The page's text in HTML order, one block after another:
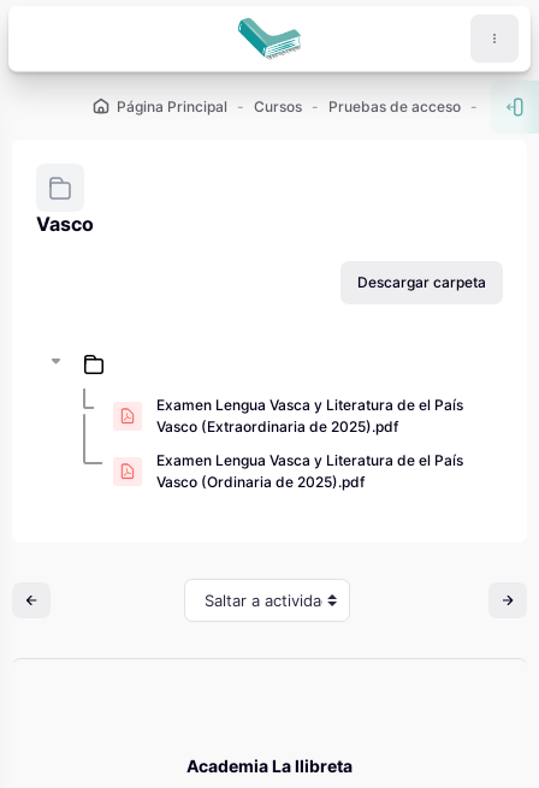
Página Principal Cursos Pruebas de acceso PAU -
Vasco
Descargar carpeta
Examen Lengua Vasca y Literatura de el País
Vasco (Extraordinaria de 2025).pdf
Examen Lengua Vasca y Literatura de el País
Vasco (Ordinaria de 2025).pdf
Saltar a actividad
Academia La llibreta